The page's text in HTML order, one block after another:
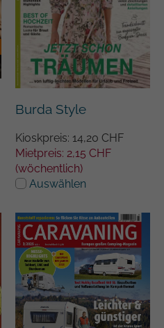
Burda Style
Kioskpreis: 14,20 CHF
Mietpreis: 2,15 CHF
(wöchentlich)
Auswählen